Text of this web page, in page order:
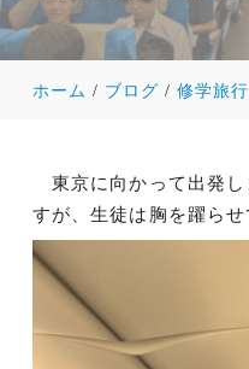
ホーム ブログ 修学旅
東京に向かって出発
すが、生徒は胸を躍らせ